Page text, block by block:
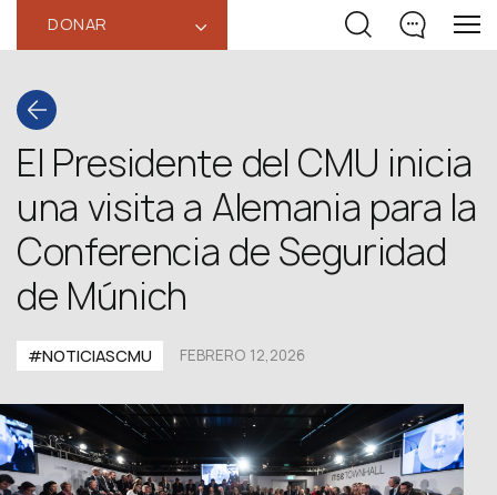
DONAR ‹
El Presidente del CMU inicia
una visita a Alemania para la
Conferencia de Seguridad
de Múnich
#NOTICIASCMU FEBRERO 12,2026